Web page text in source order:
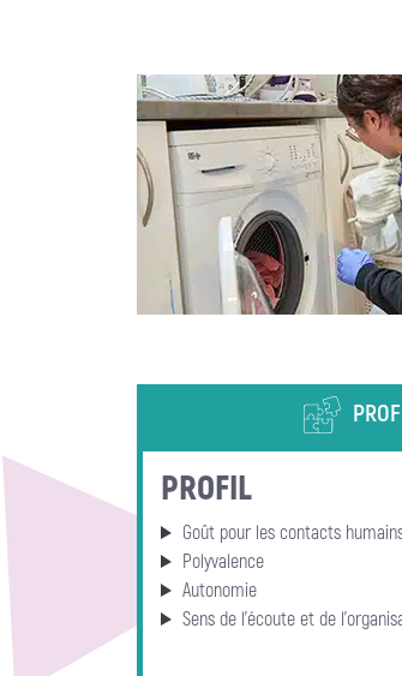
PROFIL
Goût pour les contacts
Polyvalence
Autonomie
Sens de l’écoute et de